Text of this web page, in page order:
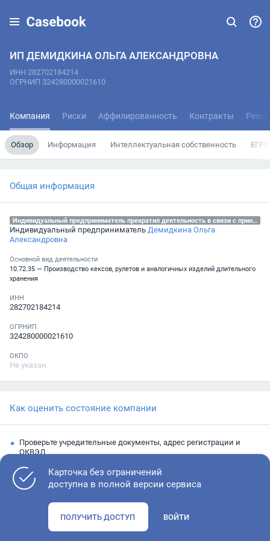
ИП ДЕМИДКИНА ОЛЬГА АЛЕКСАНДРОВНА
ИНН 282702184214
ОГРНИП 324280000021610
Компания Риски Аффилированность Контракты
Обзор Информация Интеллектуальная собственность
Общая информация
Индивидуальный предприниматель прекратил деятельность в связи с принятием им соответствующего решения, 16.12.2024
Индивидуальный предприниматель Демидкина Ольга
Александровна
Основной вид деятельности
10.72.35 — Производство кексов, рулетов и аналогичных изделий длительного
хранения
ИНН
282702184214
ОГРНИП
324280000021610
ОКПО
Не указан
Как оценить состояние компании
Проверьте учредительные документы, адрес регистрации и
ОКВЭД
Запросите выписку из ЕГРЮЛ
Изучите финансовые показатели
Проверьте судебную активность и наличие долгов по
исполнительным производствам
Карточка без ограничений
доступна в полной версии сервиса
ПОЛУЧИТЬ ДОСТУП ВОЙТИ